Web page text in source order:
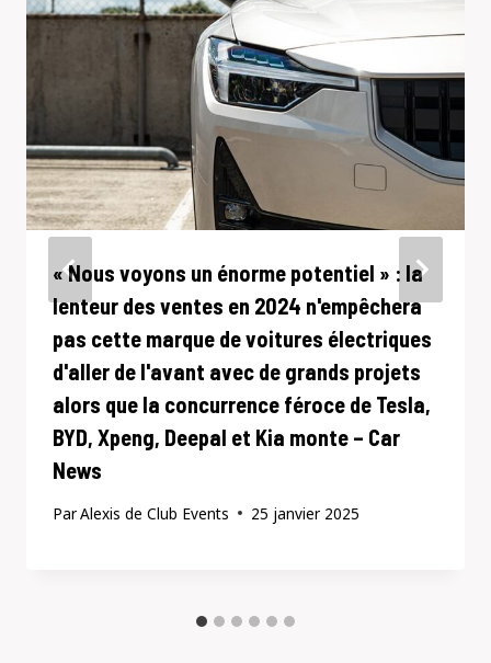
« Nous voyons un énorme potentiel » : la
lenteur des ventes en 2024 n'empêchera
pas cette marque de voitures électriques
d'aller de l'avant avec de grands projets
alors que la concurrence féroce de Tesla,
BYD, Xpeng, Deepal et Kia monte – Car
News
ParAlexis de Club Events 25 janvier 2025